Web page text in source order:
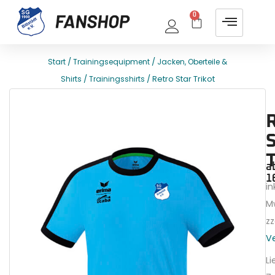
0
Start /Trainingsequipment / Jacken, Oberteile &
Shirts /Trainingsshirts / Retro Star Trikot